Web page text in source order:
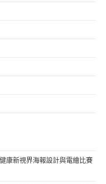
康新視界海報設計與電繪比賽